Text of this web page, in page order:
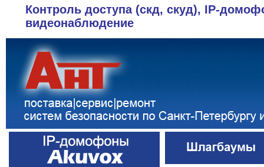
Контроль доступа (скд, скуд), IP-
видеонаблюдение